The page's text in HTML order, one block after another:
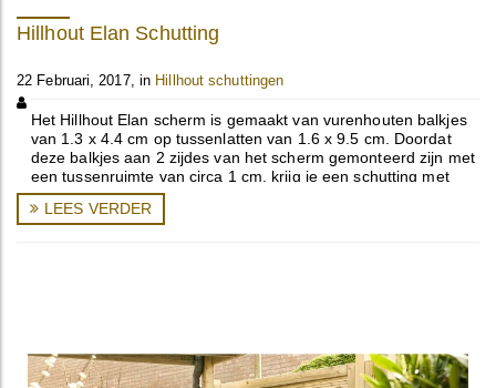
Hillhout Elan Schutting
22 Februari, 2017, in Hillhout schuttingen
Het Hillhout Elan scherm is gemaakt van vurenhouten balkjes
van 1.3 x 4.4 cm op tussenlatten van 1.6 x 9.5 cm. Doordat
deze balkjes aan 2 zijdes van het scherm gemonteerd zijn met
een tussenruimte van circa 1 cm, krijg je een schutting met
verfijnde ...
LEES VERDER